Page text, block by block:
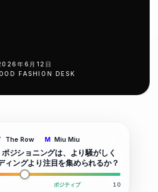
年6月12日
FASHION DESK
The Row M Miu Miu
ジショニングは、より騒がしく
ィングより注目を集められるか？
ポジティブ 10